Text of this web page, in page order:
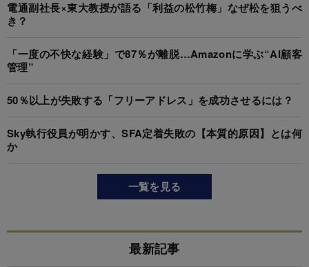
電通副社長×東大教授が語る「利益の松竹梅」なぜ松を狙うべ
き？
「一度の不快な経験」で87％が離脱…Amazonに学ぶ“AI顧客
管理”
50％以上が失敗する「フリーアドレス」を成功させるには？
Sky執行役員が明かす、SFA定着失敗の【本質的原因】とは何
か
一覧を見る
最新記事